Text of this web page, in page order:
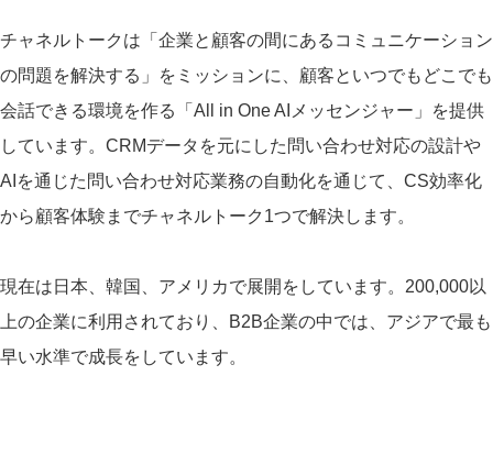
チャネルトークは「企業と顧客の間にあるコミュニケーション
の問題を解決する」をミッションに、顧客といつでもどこでも
会話できる環境を作る「All in One AIメッセンジャー」を提供
しています。CRMデータを元にした問い合わせ対応の設計や
AIを通じた問い合わせ対応業務の自動化を通じて、CS効率化
から顧客体験までチャネルトーク1つで解決します。
現在は日本、韓国、アメリカで展開をしています。200,000以
上の企業に利用されており、B2B企業の中では、アジアで最も
早い水準で成長をしています。